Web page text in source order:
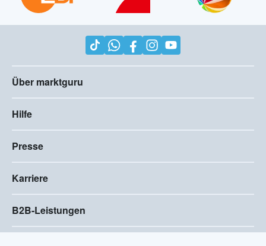
Über marktguru
Hilfe
Presse
Karriere
B2B-Leistungen